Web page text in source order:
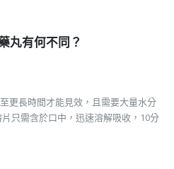
丸有何不同？
更長時間才能見效，且需要大量水分
只需含於口中，迅速溶解吸收，10分